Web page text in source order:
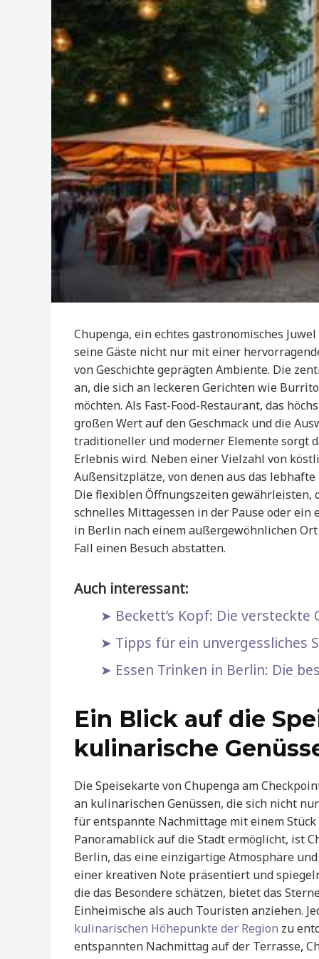
Chupenga, ein echtes gastronomisches
seine Gäste nicht nur mit einer
von Geschichte geprägten Ambiente. Die
an, die sich an leckeren Gerichten wie
möchten. Als Fast-Food-Restaurant, das
großen Wert auf den Geschmack und die
traditioneller und moderner Elemente sorgt
Erlebnis wird. Neben einer Vielzahl von
Außensitzplätze, von denen aus das
Die flexiblen Öffnungszeiten gewährleisten,
schnelles Mittagessen in der Pause oder ein
in Berlin nach einem außergewöhnlichen
Fall einen Besuch abstatten.
Auch interessant:
Beckett’s Kopf: Die
Tipps für ein unvergessliches
Essen Trinken in Berlin: Die
Ein Blick auf die
kulinarische
Die Speisekarte von Chupenga am
an kulinarischen Genüssen, die sich nicht
für entspannte Nachmittage mit einem
Panoramablick auf die Stadt ermöglicht, ist
Berlin, das eine einzigartige Atmosphäre
einer kreativen Note präsentiert und
die das Besondere schätzen, bietet das
Einheimische als auch Touristen anziehen.
kulinarischen Höhepunkte der Region zu
entspannten Nachmittag auf der Terrasse,